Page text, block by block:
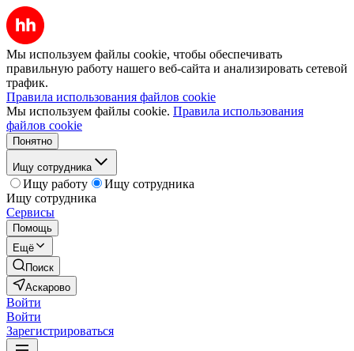
Мы используем файлы cookie, чтобы обеспечивать
правильную работу нашего веб-сайта и анализировать сетевой
трафик.
Правила использования файлов cookie
Мы используем файлы cookie. Правила использования
файлов cookie
Понятно
Ищу сотрудника
Ищу работу
Ищу сотрудника
Ищу сотрудника
Сервисы
Помощь
Ещё
Поиск
Аскарово
Войти
Войти
Зарегистрироваться